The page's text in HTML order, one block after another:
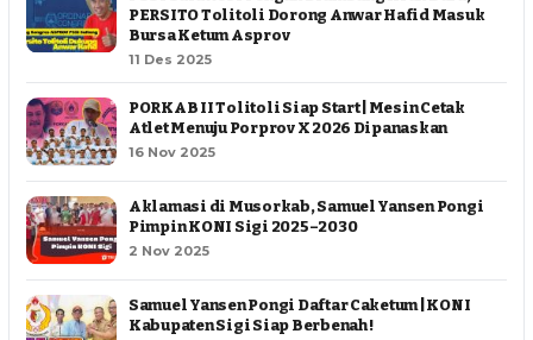
PERSITO Tolitoli Dorong Anwar Hafid Masuk
Bursa Ketum Asprov
11 Des 2025
PORKAB II Tolitoli Siap Start | Mesin Cetak
Atlet Menuju Porprov X 2026 Dipanaskan
16 Nov 2025
Aklamasi di Musorkab, Samuel Yansen Pongi
Pimpin KONI Sigi 2025–2030
2 Nov 2025
Samuel Yansen Pongi Daftar Caketum | KONI
Kabupaten Sigi Siap Berbenah !